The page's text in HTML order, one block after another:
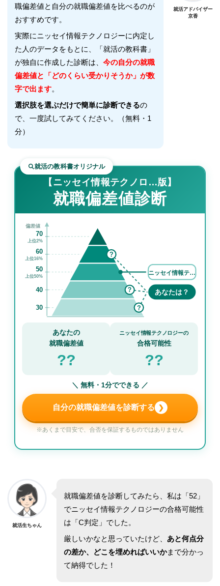
職偏差値と自分の就職偏差値を比べるのが
おすすめです。
実際にニッセイ情報テクノロジーに内定し
た人のデータをもとに、「就活の教科書」
が独自に作成した診断は、 今の自分の就職
偏差値と「どのくらい受かりそうか」が数
字で出ます。
選択肢を選ぶだけで簡単に診断できるの
で、一度試してみてください。（無料・1
分）
就活アドバイザー
京香
就活の教科書オリジナル
【ニッセイ情報テクノロ…版】
就職偏差値診断
偏差値
70
上位2%
60
上位16%
50
上位50%
40
30
ニッセイ情報テ…
?
?
?
あなたは？
あなたの
就職偏差値
??
ニッセイ情報テクノロジーの
合格可能性
??
＼ 無料・1分でできる ／
自分の就職偏差値を診断する ❯
※あくまで目安で、合否を保証するものではありません
就活生ちゃん
就職偏差値を診断してみたら、私は「52」
でニッセイ情報テクノロジーの合格可能性
は「C判定」でした。
厳しいかなと思っていたけど、 あと何点分
の差か、どこを埋めればいいかまで分かっ
て納得でした！